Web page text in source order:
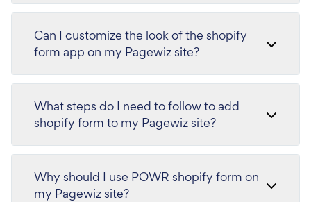
Can I customize the look of the shopify
form app on my Pagewiz site?
What steps do I need to follow to add
shopify form to my Pagewiz site?
Why should I use POWR shopify form on
my Pagewiz site?